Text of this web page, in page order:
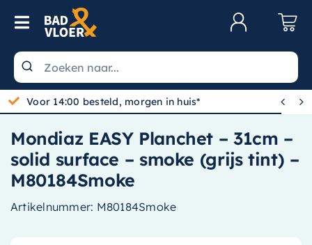
Skip to content
Toggle Navigation
Wastafels
Toiletten
Spiegels
Kranen
Douche
Voor 14:00 besteld, morgen in huis*  
Mondiaz EASY Planchet – 31cm –
solid surface – smoke (grijs tint) –
M80184Smoke
Artikelnummer: M80184Smoke